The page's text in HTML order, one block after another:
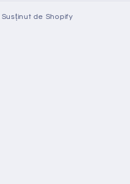
Susținut de Shopify